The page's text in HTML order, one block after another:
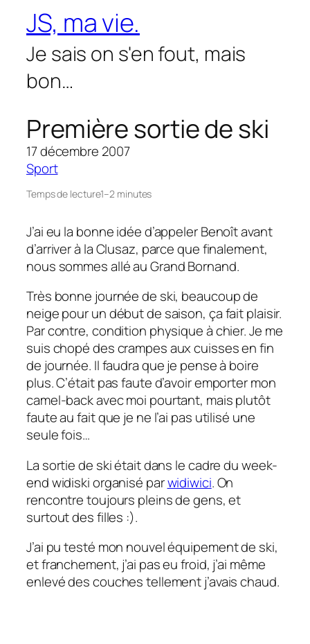
contenu
JS, ma vie.
Je sais on s'en fout, mais
bon…
Première sortie de ski
17 décembre 2007
Sport
Temps de lecture1–2 minutes
J’ai eu la bonne idée d’appeler Benoît avant
d’arriver à la Clusaz, parce que finalement,
nous sommes allé au Grand Bornand.
Très bonne journée de ski, beaucoup de
neige pour un début de saison, ça fait plaisir.
Par contre, condition physique à chier. Je me
suis chopé des crampes aux cuisses en fin
de journée. Il faudra que je pense à boire
plus. C’était pas faute d’avoir emporter mon
camel-back avec moi pourtant, mais plutôt
faute au fait que je ne l’ai pas utilisé une
seule fois…
La sortie de ski était dans le cadre du week-
end widiski organisé parwidiwici. On
rencontre toujours pleins de gens, et
surtout des filles :).
J’ai pu testé mon nouvel équipement de ski,
et franchement, j’ai pas eu froid, j’ai même
enlevé des couches tellement j’avais chaud.